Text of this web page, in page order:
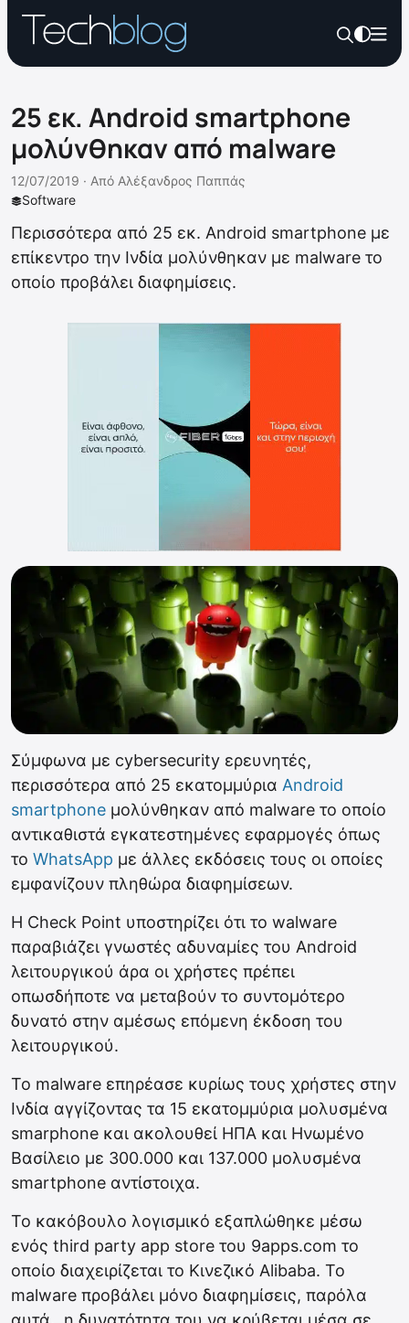
25 εκ. Android smartphone
μολύνθηκαν από malware
Software
12/07/2019 · Από Αλέξανδρος Παππάς
Περισσότερα από 25 εκ. Android smartphone με
επίκεντρο την Ινδία μολύνθηκαν με malware το
οποίο προβάλει διαφημίσεις.
Σύμφωνα με cybersecurity ερευνητές,
περισσότερα από 25 εκατομμύρια Android
smartphone μολύνθηκαν από malware το οποίο
αντικαθιστά εγκατεστημένες εφαρμογές όπως
το WhatsApp με άλλες εκδόσεις τους οι οποίες
εμφανίζουν πληθώρα διαφημίσεων.
Η Check Point υποστηρίζει ότι το walware
παραβιάζει γνωστές αδυναμίες του Android
λειτουργικού άρα οι χρήστες πρέπει
οπωσδήποτε να μεταβούν το συντομότερο
δυνατό στην αμέσως επόμενη έκδοση του
λειτουργικού.
Το malware επηρέασε κυρίως τους χρήστες στην
Ινδία αγγίζοντας τα 15 εκατομμύρια μολυσμένα
smarphone και ακολουθεί ΗΠΑ και Ηνωμένο
Βασίλειο με 300.000 και 137.000 μολυσμένα
smartphone αντίστοιχα.
Το κακόβουλο λογισμικό εξαπλώθηκε μέσω
ενός third party app store του 9apps.com το
οποίο διαχειρίζεται το Κινεζικό Alibaba. Το
malware προβάλει μόνο διαφημίσεις, παρόλα